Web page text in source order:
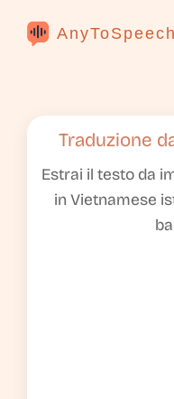
AnyToSpeech
Traduzione
Estrai il testo da
in Vietnamese